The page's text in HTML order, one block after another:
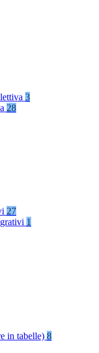
3
28
27
1
in tabelle) 8